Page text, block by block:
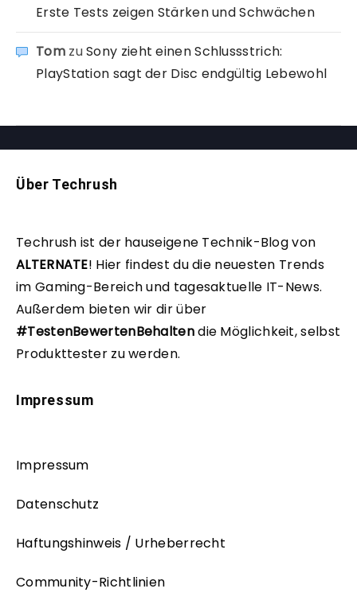
Erste Tests zeigen Stärken und Schwächen
TomzuSony zieht einen Schlussstrich:
PlayStation sagt der Disc endgültig Lebewohl
Über Techrush
Techrush ist der hauseigene Technik-Blog von
ALTERNATE! Hier findest du die neuesten Trends
im Gaming-Bereich und tagesaktuelle IT-News.
Außerdem bieten wir dir über
#TestenBewertenBehaltendie Möglichkeit, selbst
Produkttester zu werden.
Impressum
Impressum
Datenschutz
Haftungshinweis / Urheberrecht
Community-Richtlinien